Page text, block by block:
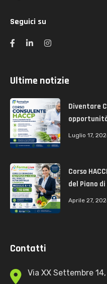
Seguici su
Ultime notizie
Diventare
Luglio 17,
Corso
del Piano
Aprile 27,
Contatti
Via XX Settembre